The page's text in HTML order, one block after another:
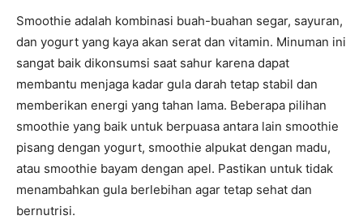
Smoothie adalah kombinasi buah-buahan segar, sayuran,
dan yogurt yang kaya akan serat dan vitamin. Minuman ini
sangat baik dikonsumsi saat sahur karena dapat
membantu menjaga kadar gula darah tetap stabil dan
memberikan energi yang tahan lama. Beberapa pilihan
smoothie yang baik untuk berpuasa antara lain smoothie
pisang dengan yogurt, smoothie alpukat dengan madu,
atau smoothie bayam dengan apel. Pastikan untuk tidak
menambahkan gula berlebihan agar tetap sehat dan
bernutrisi.